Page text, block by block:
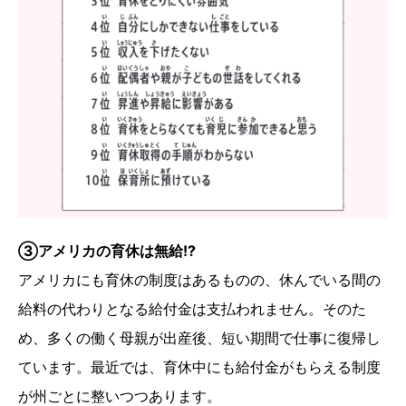
③アメリカの育休は無給!?
アメリカにも育休の制度はあるものの、休んでいる間の
給料の代わりとなる給付金は支払われません。そのた
め、多くの働く母親が出産後、短い期間で仕事に復帰し
ています。最近では、育休中にも給付金がもらえる制度
が州ごとに整いつつあります。